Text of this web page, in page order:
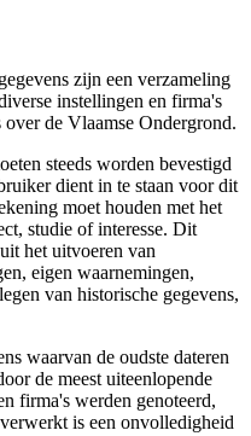
zijn een verzameling
instellingen en firma's
over de Vlaamse Ondergrond.
steeds worden bevestigd
dient in te staan voor dit
moet houden met het
studie of interesse. Dit
het uitvoeren van
eigen waarnemingen,
van historische gegevens,
waarvan de oudste dateren
de meest uiteenlopende
firma's werden genoteerd,
is een onvolledigheid